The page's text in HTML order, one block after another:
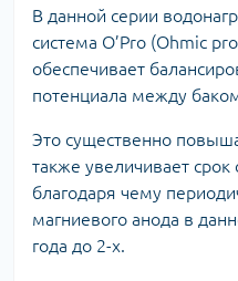
В данной серии
система O’Pro (Ohmic
обеспечивает
потенциала между
Это существенно
также увеличивает
благодаря чему
магниевого анода в
года до 2-х.